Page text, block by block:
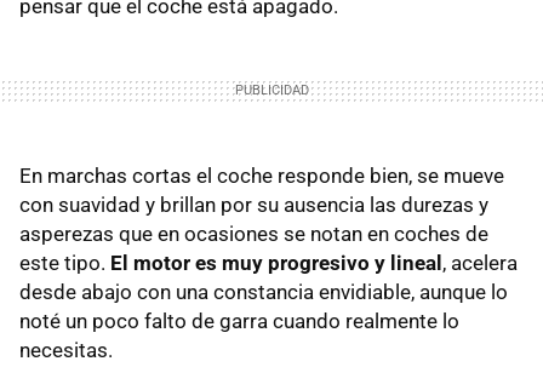
pensar que el coche está apagado.
En marchas cortas el coche responde bien, se mueve
con suavidad y brillan por su ausencia las durezas y
asperezas que en ocasiones se notan en coches de
este tipo. El motor es muy progresivo y lineal, acelera
desde abajo con una constancia envidiable, aunque lo
noté un poco falto de garra cuando realmente lo
necesitas.